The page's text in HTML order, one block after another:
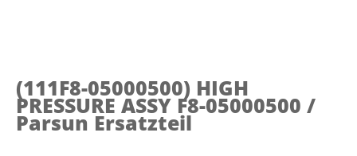
(111F8-05000500) HIGH
PRESSURE ASSY F8-05000500 /
Parsun Ersatzteil